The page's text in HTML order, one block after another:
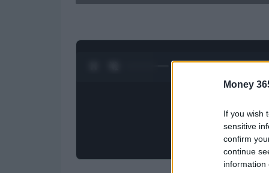
Money
If you wish
sensitive
confirm
continue
information